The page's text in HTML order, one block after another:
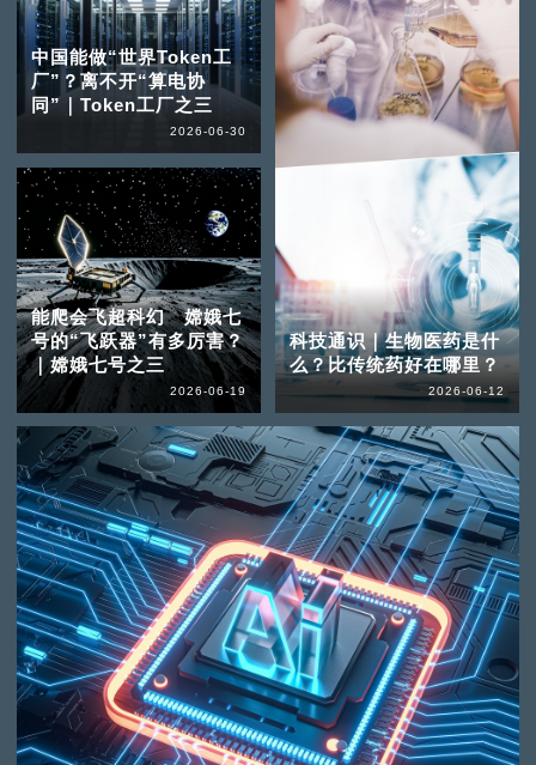
中国能做“世界Token工
厂”？离不开“算电协
同”｜Token工厂之三
2026-06-30
能爬会飞超科幻 嫦娥七
号的“飞跃器”有多厉害？
｜嫦娥七号之三
2026-06-19
科技通识｜生物医药是什
么？比传统药好在哪里？
2026-06-12